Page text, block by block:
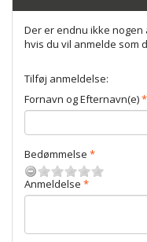
Der er endnu ikke
hvis du vil anmelde som
Tilføj anmeldelse:
Fornavn og Efternavn(e)
Bedømmelse
Anmeldelse